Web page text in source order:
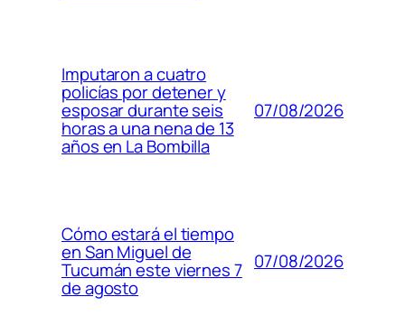
Imputaron a cuatro
policías por detener y
esposar durante seis
horas a una nena de 13
años en La Bombilla
07/08/2026
Cómo estará el tiempo
en San Miguel de
Tucumán este viernes 7
de agosto
07/08/2026